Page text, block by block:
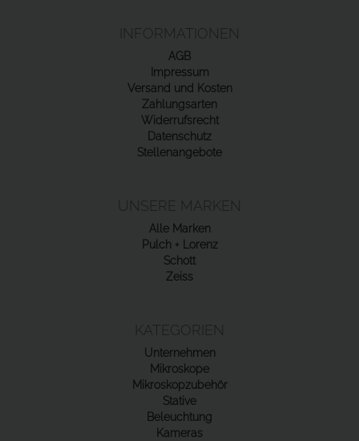
INFORMATIONEN
AGB
Impressum
Versand und Kosten
Zahlungsarten
Widerrufsrecht
Datenschutz
Stellenangebote
UNSERE MARKEN
Alle Marken
Pulch + Lorenz
Schott
Zeiss
KATEGORIEN
Unternehmen
Mikroskope
Mikroskopzubehör
Stative
Beleuchtung
Kameras